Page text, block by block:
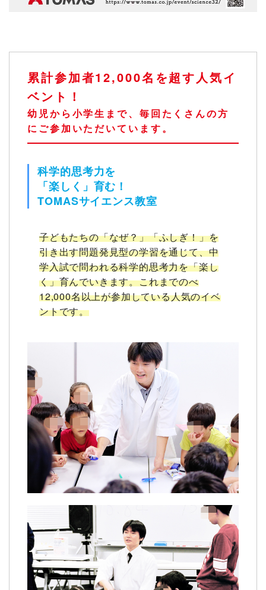
累計参加者12,000名を超す人気イ
ベント！
幼児から小学生まで、毎回たくさんの方
にご参加いただいています。
科学的思考力を
「楽しく」育む！
TOMASサイエンス教室
子どもたちの「なぜ？」「ふしぎ！」を
引き出す問題発見型の学習を通じて、中
学入試で問われる科学的思考力を「楽し
く」育んでいきます。これまでのべ
12,000名以上が参加している人気のイベ
ントです。